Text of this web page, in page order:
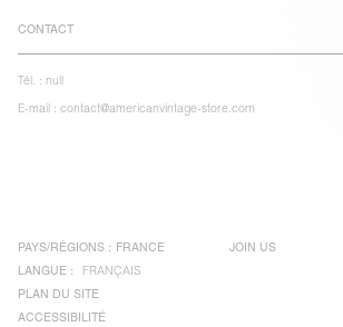
CONTACT
Tél. : null
E-mail : contact@americanvintage-store.com
PAYS/RÉGIONS : FRANCE
LANGUE :
FRANÇAIS
PLAN DU SITE
ACCESSIBILITÉ
JOIN US